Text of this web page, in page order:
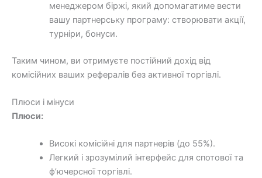
менеджером біржі, який допомагатиме вести
вашу партнерську програму: створювати акції,
турніри, бонуси.
Таким чином, ви отримуєте постійний дохід від
комісійних ваших рефералів без активної торгівлі.
Плюси і мінуси
Плюси:
Високі комісійні для партнерів (до 55%).
Легкий і зрозумілий інтерфейс для спотової та
ф’ючерсної торгівлі.